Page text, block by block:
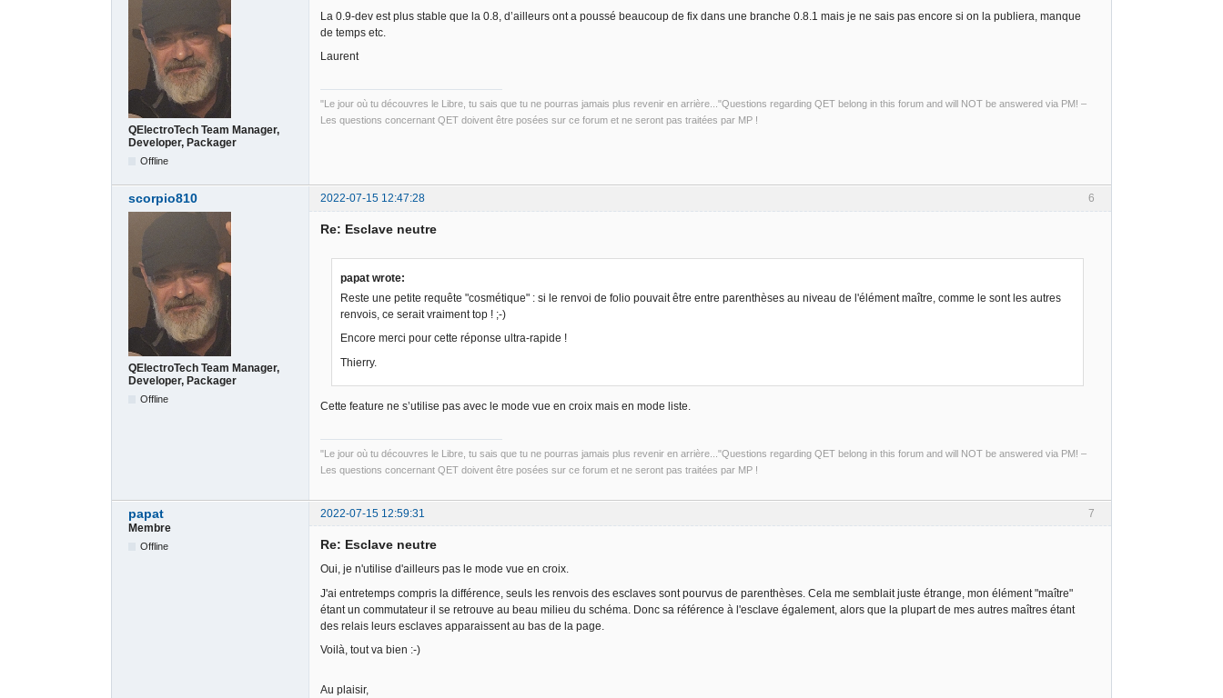
QElectroTech Team Manager,
Developer, Packager
Offline
La 0.9-dev est plus stable que la 0.8, d’ailleurs ont a poussé beaucoup de fix dans une branche 0.8.1 mais je ne sais pas encore si on la publiera, manque
de temps etc.
Laurent
"Le jour où tu découvres le Libre, tu sais que tu ne pourras jamais plus revenir en arrière..."Questions regarding QET belong in this forum and will NOT be answered via PM! –
Les questions concernant QET doivent être posées sur ce forum et ne seront pas traitées par MP !
6
scorpio810 2022-07-15 12:47:28
QElectroTech Team Manager,
Developer, Packager
Offline
Re: Esclave neutre
papat wrote:
Reste une petite requête "cosmétique" : si le renvoi de folio pouvait être entre parenthèses au niveau de l'élément maître, comme le sont les autres
renvois, ce serait vraiment top ! ;-)
Encore merci pour cette réponse ultra-rapide !
Thierry.
Cette feature ne s’utilise pas avec le mode vue en croix mais en mode liste.
"Le jour où tu découvres le Libre, tu sais que tu ne pourras jamais plus revenir en arrière..."Questions regarding QET belong in this forum and will NOT be answered via PM! –
Les questions concernant QET doivent être posées sur ce forum et ne seront pas traitées par MP !
7
papat
2022-07-15 12:59:31
Membre
Offline Re: Esclave neutre
Oui, je n'utilise d'ailleurs pas le mode vue en croix.
J'ai entretemps compris la différence, seuls les renvois des esclaves sont pourvus de parenthèses. Cela me semblait juste étrange, mon élément "maître"
étant un commutateur il se retrouve au beau milieu du schéma. Donc sa référence à l'esclave également, alors que la plupart de mes autres maîtres étant
des relais leurs esclaves apparaissent au bas de la page.
Voilà, tout va bien :-)
Au plaisir,